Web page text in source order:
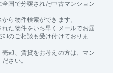
国で分譲された中古マンション
ら物件検索ができます。
た物件をいち早くメールでお届
のご相談も受け付けておりま
却、賃貸をお考えの方は、マン
さい。